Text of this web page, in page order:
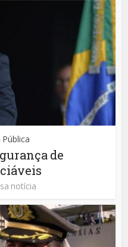
de
notícia